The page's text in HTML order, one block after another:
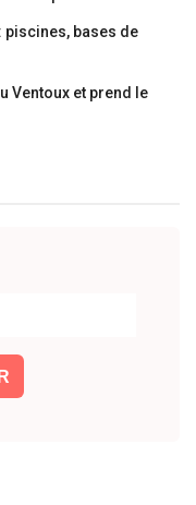
piscines, bases de
Ventoux et prend le